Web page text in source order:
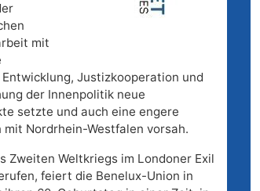
mit
Justizkooperation und
der Innenpolitik neue
setzte und auch eine engere
mit Nordrhein-Westfalen vorsah.
Zweiten Weltkriegs im Londoner Exil
feiert die Benelux-Union in